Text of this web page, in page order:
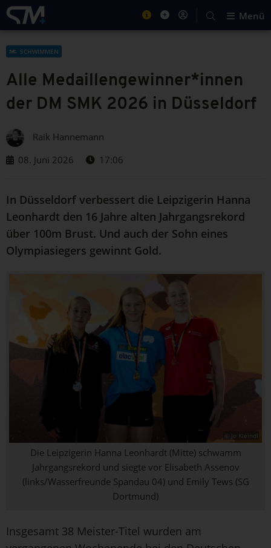
Menü
SCHWIMMEN
Alle Medaillengewinner*innen
der DM SMK 2026 in Düsseldorf
Raik Hannemann
08. Juni 2026
17:06
In Düsseldorf verbessert die Leipzigerin Hanna
Leonhardt den 16 Jahre alten Jahrgangsrekord
über 100m Brust. Und auch der Sohn eines
Olympiasiegers gewinnt Gold.
© Jo Kleindl
Die Leipzigerin Hanna Leonhardt (Mitte) schwamm
Jahrgangsrekord und siegte vor Elisabeth Assenov
(links/Wasserfreunde Spandau 04) und Emily Tews (SG
Dortmund)
Insgesamt 38 Meister-Titel wurden am